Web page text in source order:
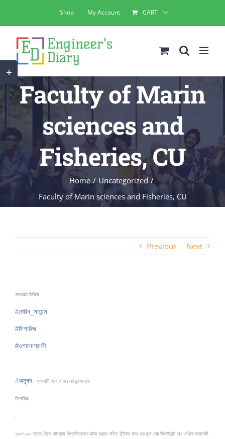
to
content
Shop My Account CART
Faculty of Marin
sciences and
Fisheries, CU
Home
Uncategorized
Faculty of Marin sciences and Fisheries, CU
Previous Next
সাবজেক্ট রিভিউ :
#মেরিন_সায়েন্স
#ফিশারিজ
#ওশানোগ্রাফী
#অনুষদ : ফ্যাকাল্টি অফ মেরিন সায়েন্সেস এন্ড
ফিশারিজ
১৯৬৭-৬৮ সালের দিকে চট্টগ্রাম বিশ্ববিদ্যালয়ে ডক্টর আব্দুল লতিফ ভূঁইয়ার হাত ধরে জন্ম নেয় ডিপার্টমেন্ট অব মেরিন বায়োলজী
Toggle
Sliding
Bar
Area